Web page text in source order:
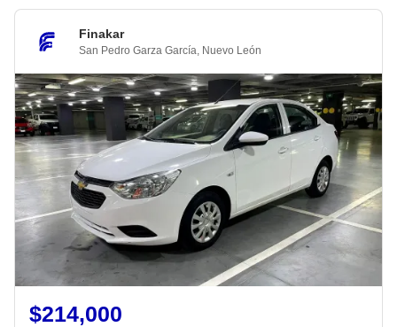
Finakar
San Pedro Garza García Nuevo León
$214,000